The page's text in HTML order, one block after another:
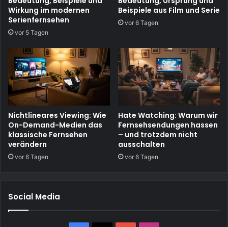
Wirkung im modernen
Serienfernsehen
vor 5 Tagen
Beispiele aus Film und Serie
vor 6 Tagen
Nichtlineares Viewing: Wie
On-Demand-Medien das
klassische Fernsehen
verändern
vor 6 Tagen
Hate Watching: Warum wir
Fernsehsendungen hassen
– und trotzdem nicht
ausschalten
vor 6 Tagen
Social Media